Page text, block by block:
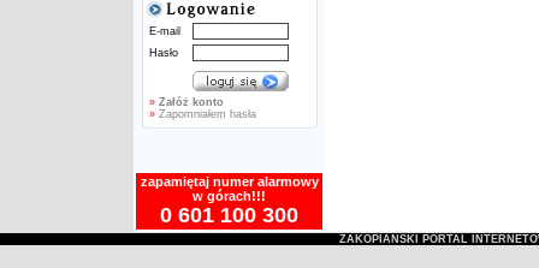
E-mail
Hasło
» Załóż konto
»Zapomniałem hasła
zapamiętaj numer alarmowy
w górach!!!
0 601 100 300
ZAKOPIAŃSKI PORTAL